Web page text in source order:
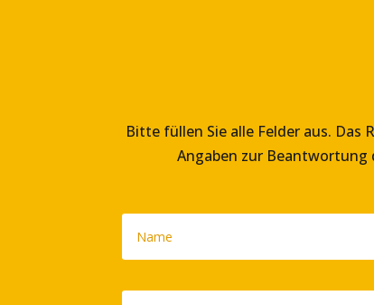
Bitte füllen Sie alle Felder aus. Das
Angaben zur Beantwortung